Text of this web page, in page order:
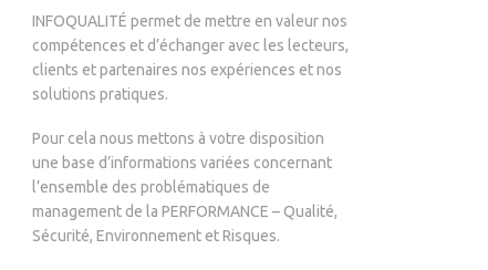
INFOQUALITÉ permet de mettre en valeur nos
compétences et d’échanger avec les lecteurs,
clients et partenaires nos expériences et nos
solutions pratiques.
Pour cela nous mettons à votre disposition
une base d’informations variées concernant
l’ensemble des problématiques de
management de la PERFORMANCE – Qualité,
Sécurité, Environnement et Risques.